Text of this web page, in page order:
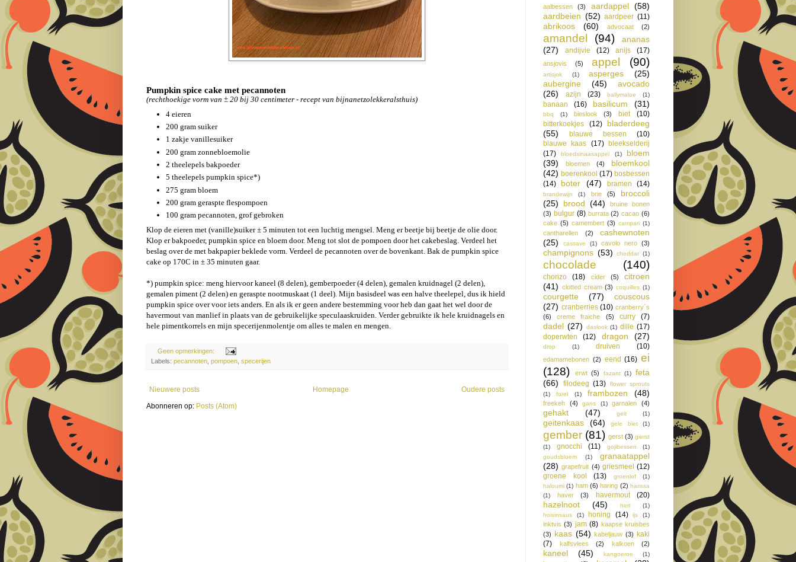
Pumpkin spice cake met pecannoten
(rechthoekige vorm van ± 20 bij 30 centimeter - recept van bijnanetzolekkeralsthuis)
4 eieren
200 gram suiker
1 zakje vanillesuiker
200 gram zonnebloemolie
2 theelepels bakpoeder
5 theelepels pumpkin spice*)
275 gram bloem
200 gram geraspte flespompoen
100 gram pecannoten, grof gebroken
Klop de eieren met (vanille)suiker ± 5 minuten tot een luchtig mengsel. Meng er beetje bij beetje de olie door.
Klop er bakpoeder, pumpkin spice en bloem door. Meng tot slot de pompoen door het cakebeslag. Verdeel het
beslag over de met bakpapier beklede vorm. Verdeel de pecannoten over de bovenkant. Bak de pumpkin spice
cake op 170C in ± 35 minuten gaar.
*) pumpkin spice: meng hiervoor kaneel (8 delen), gemberpoeder (4 delen), gemalen kruidnagel (2 delen),
gemalen piment (2 delen) en geraspte nootmuskaat (1 deel). Mijn basisdeel was een halve theelepel, dus ik hield
pumpkin spice over voor iets anders. En als ik er geen andere bestemming voor heb dan gaat het wel door de
havermout van manlief in plaats van de gebruikelijke speculaaskruiden. Verder gebruikte ik hele kruidnagels en
hele pimentkorrels en mijn specerijenmolentje om alles te malen en mengen.
Geen opmerkingen:
Labels: pecannoten pompoen specerijen
Nieuwere posts Oudere posts
Homepage
Abonneren op: Posts (Atom)
aalbessen (3) aardappel (58)
aardbeien (52) aardpeer (11)
abrikoos (60) advocaat (2)
amandel (94)
ananas
(27)
andijvie (12) anijs (17)
ansjovis (5) appel (90)
artisjok (1) asperges
(25)
aubergine
(45)
avocado
(26)
azijn (23) ballymaloe (1)
banaan (16) basilicum (31)
bbq (1) bieslook (3) biet
(10)
bitterkoekjes
(12)
bladerdeeg
(55)
blauwe bessen
(10)
blauwe kaas (17) bleekselderij
(17)
bloedsinaasappel (1)
bloem
(39)
bloemen (4)
bloemkool
(42) boerenkool (17) bosbessen
(14)
boter (47) bramen (14)
brandewijn (1) brie (5)
broccoli
(25)
brood (44)
bruine bonen
(3) bulgur (8) burrata (2) cacao (6)
cake (5) camembert (3) campari (1)
cantharellen (2)
cashewnoten
(25)
cassave (1) cavolo nero (3)
champignons (53) cheddar (1)
chocolade (140)
chorizo (18) cider (5)
citroen
(41) clotted cream (3) coquilles (1)
courgette (77)
couscous
(27) cranberries (10) cranberry´s
(6)
creme fraiche (5) curry (7)
dadel (27) daslook (1) dille (17)
doperwten
(12) dragon (27)
drop (1) druiven (10)
edamamebonen (2) eend (16) ei
(128)
erwt (5) fazant (1)
feta
(66)
filodeeg (13)
flower sprouts
(1)
forel (1) frambozen (48)
freekeh (4) gans (1) garnalen (4)
gehakt (47) geit (1)
geitenkaas (64) gele biet (1)
gember (81) gerst (3) gierst
(1)
gnocchi (11) gojibessen
(1)
goudsbloem
(1)
granaatappel
(28) grapefruit (4) griesmeel (12)
groene kool
(13) groenlof
(1)
haloumi (1) ham (6) haring (2) harissa
(1)
haver (3) havermout (20)
hazelnoot (45) hert
(1)
hoisinsaus
(1) honing (14) ijs (1)
inktvis (3) jam (8) kaapse kruisbes
(3) kaas (54) kabeljauw (3) kaki
(7)
kalfsvlees (2) kalkoen (2)
kaneel (45) kangoeroe (1)